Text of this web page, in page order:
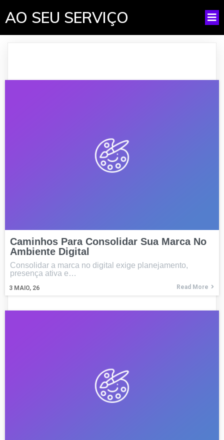
AO SEU SERVIÇO
Caminhos Para Consolidar Sua Marca No
Ambiente Digital
3 MAIO, 26
Consolidar a marca no digital exige planejamento,
presença ativa e…
Read More